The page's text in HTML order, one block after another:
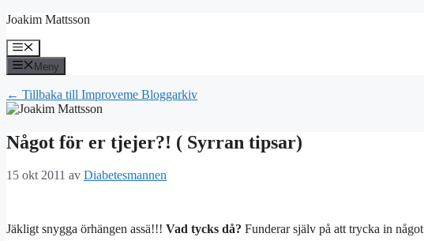
Hoppa
innehåll
Joakim Mattsson
Meny
Meny
← Tillbaka till Improveme Bloggarkiv
Något för er tjejer?! ( Syrran tipsar)
15 okt 2011 av Diabetesmannen
Jäkligt snygga örhängen assä!!! Vad tycks då? Funderar själv på att trycka in